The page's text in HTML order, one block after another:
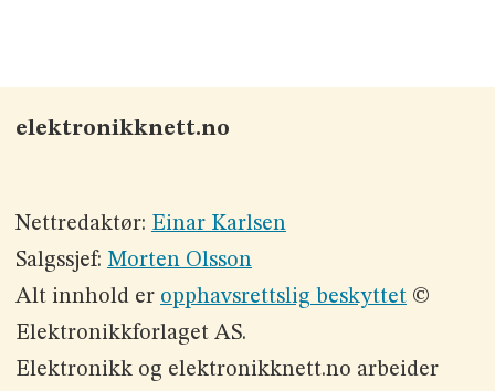
elektronikknett.no
Nettredaktør: Einar Karlsen
Salgssjef: Morten Olsson
Alt innhold er opphavsrettslig beskyttet©
Elektronikkforlaget AS.
Elektronikk og elektronikknett.no arbeider